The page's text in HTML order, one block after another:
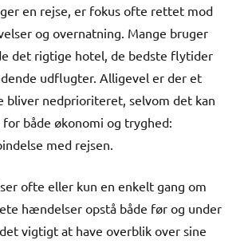
en rejse, er fokus ofte rettet mod
og overnatning. Mange bruger
det rigtige hotel, de bedste flytider
udflugter. Alligevel er der et
bliver nedprioriteret, selvom det kan
både økonomi og tryghed:
med rejsen.
ofte eller kun en enkelt gang om
hændelser opstå både før og under
vigtigt at have overblik over sine